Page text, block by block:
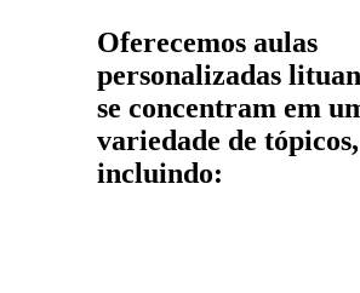
Oferecemos aulas
personalizadas
se concentram em
variedade de tópicos,
incluindo: